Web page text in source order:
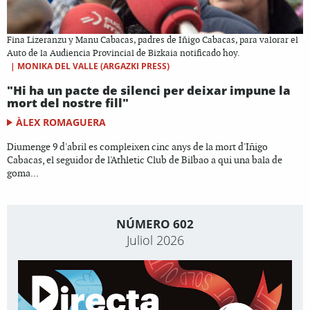
Fina Lizeranzu y Manu Cabacas, padres de Iñigo Cabacas, para valorar el
Auto de la Audiencia Provincial de Bizkaia notificado hoy.
| MONIKA DEL VALLE (ARGAZKI PRESS)
"Hi ha un pacte de silenci per deixar impune la
mort del nostre fill"
ÀLEX ROMAGUERA
Diumenge 9 d'abril es compleixen cinc anys de la mort d'Iñigo
Cabacas, el seguidor de l'Athletic Club de Bilbao a qui una bala de
goma...
NÚMERO 602
Juliol 2026